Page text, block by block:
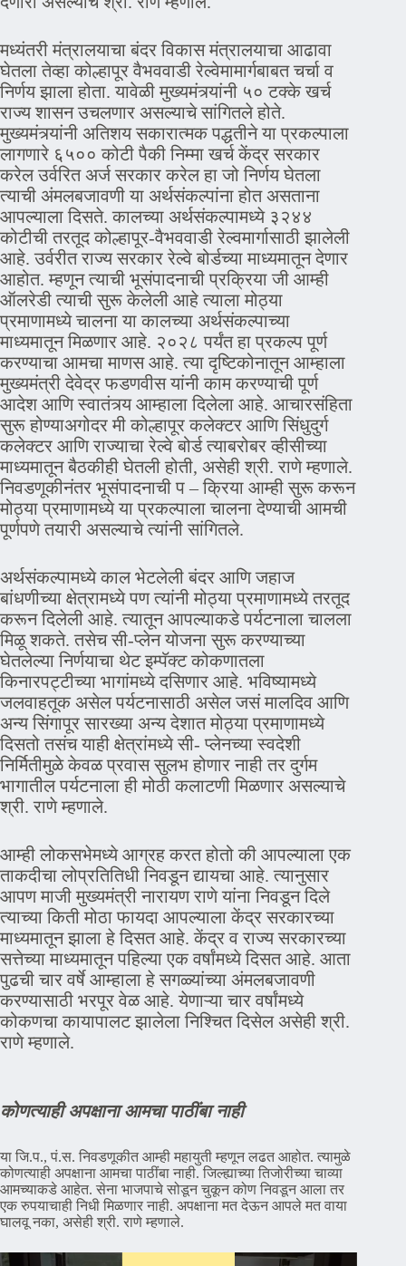
मध्यंतरी मंत्रालयाचा बंदर विकास मंत्रालयाचा आढावा
घेतला तेव्हा कोल्हापूर वैभववाडी रेल्वेमामार्गबाबत चर्चा व
निर्णय झाला होता. यावेळी मुख्यमंत्र्यांनी ५० टक्के खर्च
राज्य शासन उचलणार असल्याचे सांगितले होते.
मुख्यमंत्र्यांनी अतिशय सकारात्मक पद्धतीने या प्रकल्पाला
लागणारे ६५०० कोटी पैकी निम्मा खर्च केंद्र सरकार
करेल उर्वरित अर्ज सरकार करेल हा जो निर्णय घेतला
त्याची अंमलबजावणी या अर्थसंकल्पांना होत असताना
आपल्याला दिसते. कालच्या अर्थसंकल्पामध्ये ३२४४
कोटीची तरतूद कोल्हापूर-वैभववाडी रेल्वमार्गासाठी झालेली
आहे. उर्वरीत राज्य सरकार रेल्वे बोर्डच्या माध्यमातून देणार
आहोत. म्हणून त्याची भूसंपादनाची प्रक्रिया जी आम्ही
ऑलरेडी त्याची सुरू केलेली आहे त्याला मोठ्या
प्रमाणामध्ये चालना या कालच्या अर्थसंकल्पाच्या
माध्यमातून मिळणार आहे. २०२८ पर्यंत हा प्रकल्प पूर्ण
करण्याचा आमचा माणस आहे. त्या दृष्टिकोनातून आम्हाला
मुख्यमंत्री देवेद्र फडणवीस यांनी काम करण्याची पूर्ण
आदेश आणि स्वातंत्र्य आम्हाला दिलेला आहे. आचारसंहिता
सुरू होण्याअगोदर मी कोल्हापूर कलेक्टर आणि सिंधुदुर्ग
कलेक्टर आणि राज्याचा रेल्वे बोर्ड त्याबरोबर व्हीसीच्या
माध्यमातून बैठकीही घेतली होती, असेही श्री. राणे म्हणाले.
निवडणूकीनंतर भूसंपादनाची प – क्रिया आम्ही सुरू करून
मोठ्या प्रमाणामध्ये या प्रकल्पाला चालना देण्याची आमची
पूर्णपणे तयारी असल्याचे त्यांनी सांगितले.
अर्थसंकल्पामध्ये काल भेटलेली बंदर आणि जहाज
बांधणीच्या क्षेत्रामध्ये पण त्यांनी मोठ्या प्रमाणामध्ये तरतूद
करून दिलेली आहे. त्यातून आपल्याकडे पर्यटनाला चालला
मिळू शकते. तसेच सी-प्लेन योजना सुरू करण्याच्या
घेतलेल्या निर्णयाचा थेट इम्पॅक्ट कोकणातला
किनारपट्टीच्या भागांमध्ये दसिणार आहे. भविष्यामध्ये
जलवाहतूक असेल पर्यटनासाठी असेल जसं मालदिव आणि
अन्य सिंगापूर सारख्या अन्य देशात मोठ्या प्रमाणामध्ये
दिसतो तसंच याही क्षेत्रांमध्ये सी- प्लेनच्या स्वदेशी
निर्मितीमुळे केवळ प्रवास सुलभ होणार नाही तर दुर्गम
भागातील पर्यटनाला ही मोठी कलाटणी मिळणार असल्याचे
श्री. राणे म्हणाले.
आम्ही लोकसभेमध्ये आग्रह करत होतो की आपल्याला एक
ताकदीचा लोप्रतितिधी निवडून द्यायचा आहे. त्यानुसार
आपण माजी मुख्यमंत्री नारायण राणे यांना निवडून दिले
त्याच्या किती मोठा फायदा आपल्याला केंद्र सरकारच्या
माध्यमातून झाला हे दिसत आहे. केंद्र व राज्य सरकारच्या
सत्तेच्या माध्यमातून पहिल्या एक वर्षांमध्ये दिसत आहे. आता
पुढची चार वर्षे आम्हाला हे सगळ्यांच्या अंमलबजावणी
करण्यासाठी भरपूर वेळ आहे. येणाऱ्या चार वर्षांमध्ये
कोकणचा कायापालट झालेला निश्चित दिसेल असेही श्री.
राणे म्हणाले.
कोणत्याही अपक्षाना आमचा पाठींबा नाही
या जि.प., पं.स. निवडणूकीत आम्ही महायुती म्हणून लढत आहोत. त्यामुळे
कोणत्याही अपक्षाना आमचा पाठींबा नाही. जिल्ह्याच्या तिजोरीच्या चाव्या
आमच्याकडे आहेत. सेना भाजपाचे सोडून चुकून कोण निवडून आला तर
एक रुपयाचाही निधी मिळणार नाही. अपक्षाना मत देऊन आपले मत वाया
घालवू नका, असेही श्री. राणे म्हणाले.